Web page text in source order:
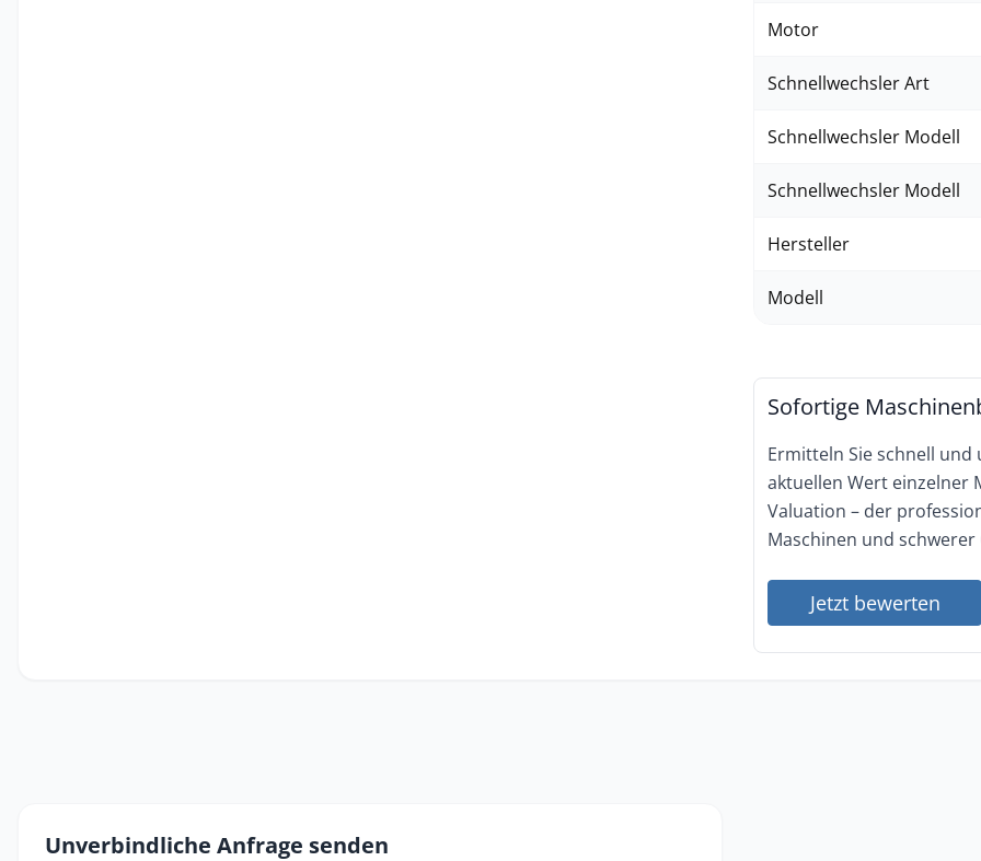
Motor
Schnellwechsler Art
Schnellwechsler Modell
Schnellwechsler Modell
Hersteller
Modell
Sofortige
Ermitteln Sie schnell
aktuellen Wert einzelner
Valuation – der
Maschinen und schwerer
Jetzt bewerten
Unverbindliche Anfrage senden